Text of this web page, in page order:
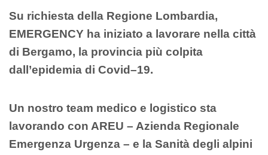
Su richiesta della Regione Lombardia,
EMERGENCY ha iniziato a lavorare nella città
di Bergamo, la provincia più colpita
dall’epidemia di Covid–19.
Un nostro team medico e logistico sta
lavorando con AREU – Azienda Regionale
Emergenza Urgenza – e la Sanità degli alpini